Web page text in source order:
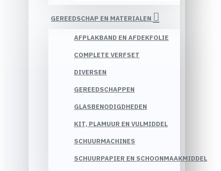
GEREEDSCHAP EN MATERIALEN
AFPLAKBAND EN AFDEKFOLIE
COMPLETE VERFSET
DIVERSEN
GEREEDSCHAPPEN
GLASBENODIGDHEDEN
KIT, PLAMUUR EN VULMIDDEL
SCHUURMACHINES
SCHUURPAPIER EN SCHOONMAAKMIDDEL